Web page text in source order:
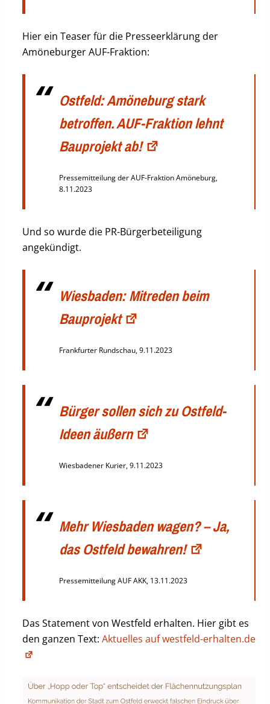
Hier ein Teaser für die Presseerklärung der
Amöneburger AUF-Fraktion:
Ostfeld: Amöneburg stark
betroffen. AUF-Fraktion lehnt
Bauprojekt ab!
Pressemitteilung der AUF-Fraktion Amöneburg,
8.11.2023
Und so wurde die PR-Bürgerbeteiligung
angekündigt.
Wiesbaden: Mitreden beim
Bauprojekt
Frankfurter Rundschau, 9.11.2023
Bürger sollen sich zu Ostfeld-
Ideen äußern
Wiesbadener Kurier, 9.11.2023
Mehr Wiesbaden wagen? – Ja,
das Ostfeld bewahren!
Pressemitteilung AUF AKK, 13.11.2023
Das Statement von Westfeld erhalten. Hier gibt es
den ganzen Text: Aktuelles auf westfeld-erhalten.de